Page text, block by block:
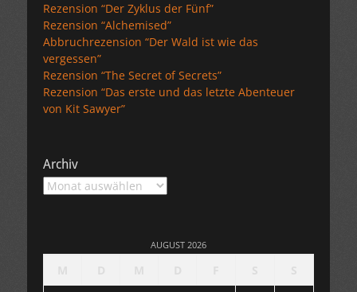
Rezension “Der Zyklus der Fünf”
Rezension “Alchemised”
Abbruchrezension “Der Wald ist wie das
vergessen”
Rezension “The Secret of Secrets”
Rezension “Das erste und das letzte Abenteuer
von Kit Sawyer”
Archiv
Archiv
AUGUST 2026